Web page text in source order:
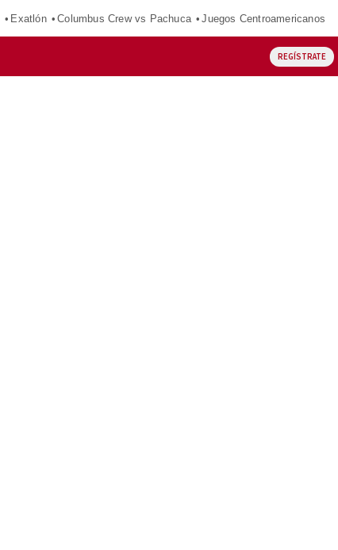
Exatlón Columbus Crew vs Pachuca Juegos Centroamericanos
REGÍSTRATE